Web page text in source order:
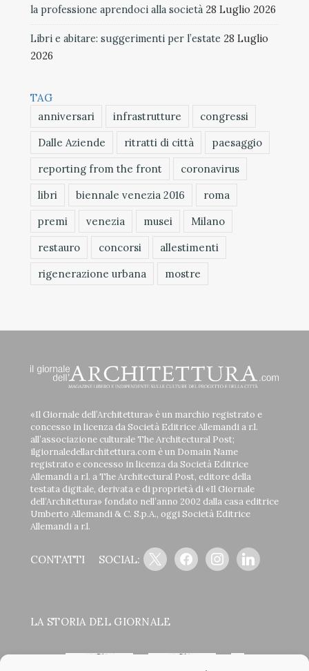
la professione aprendoci alla società 28 Luglio 2026
Libri e abitare: suggerimenti per l’estate 28 Luglio
2026
TAG
anniversari
infrastrutture
congressi
Dalle Aziende
ritratti di città
paesaggio
reporting from the front
coronavirus
libri
biennale venezia 2016
roma
premi
venezia musei
Milano
restauro
concorsi
allestimenti
rigenerazione urbana
mostre
«Il Giornale dell’Architettura» è un marchio registrato e
concesso in licenza da Società Editrice Allemandi a r.l.
all’associazione culturale The Architectural Post;
ilgiornaledellarchitettura.com è un Domain Name
registrato e concesso in licenza da Società Editrice
Allemandi a r.l. a The Architectural Post, editore della
testata digitale, derivata e di proprietà di «Il Giornale
dell’Architettura» fondato nell’anno 2002 dalla casa editrice
Umberto Allemandi & C. S.p.A., oggi Società Editrice
Allemandi a r.l.
CONTATTI SOCIAL:
x facebookinstagramlinkedin
LA STORIA DEL GIORNALE